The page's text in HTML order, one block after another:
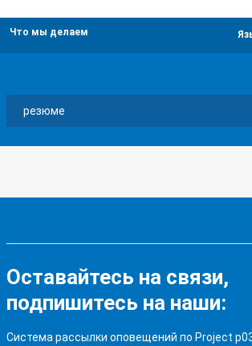
Что мы делаем
Оставайтесь на связи,
подпишитесь на наши:
Система рассылки оповещений по Project